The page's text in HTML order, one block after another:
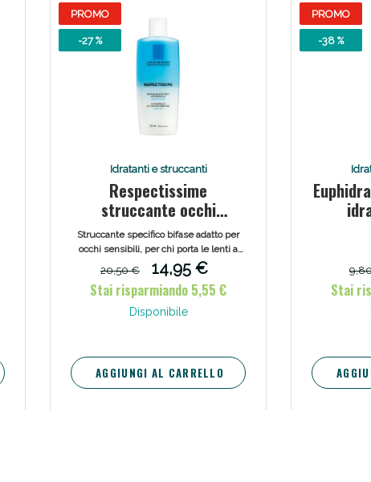
PROMO
-27 %
Idratanti e struccanti
Respectissime
struccante occhi
waterproof bifase 125 ml
Struccante specifico bifase adatto per
occhi sensibili, per chi porta le lenti a
contatto o per chi usa prodotti
waterproof, dal maquillage più
resistente.
20,50 €
14,95 €
Stai risparmiando 5,55 €
Disponibile
AGGIUNGI AL CARRELLO
PROMO
-38 %
Stai
Scopri le offerte di